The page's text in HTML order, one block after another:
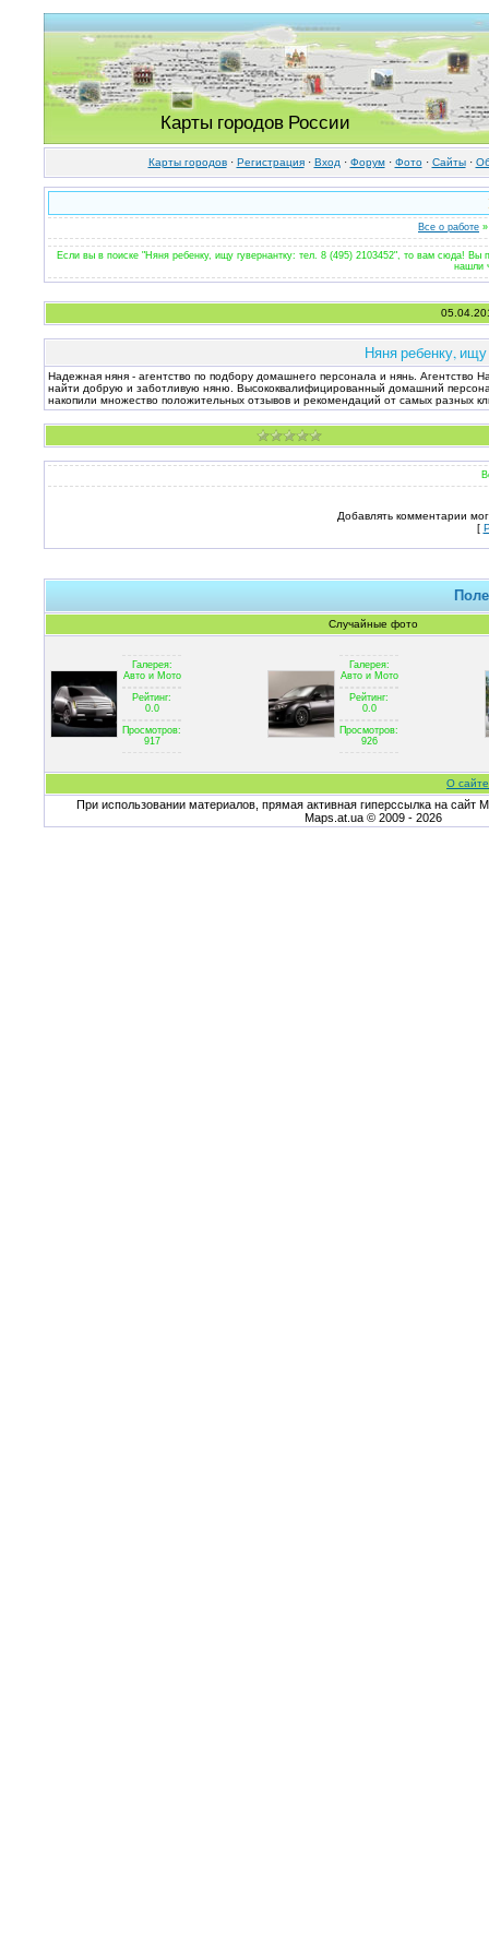
Карты городов России
Карты городов· Регистрация· Вход · Форум· Фото· Cайты·
Все о работе
Если вы в поиске "Няня ребенку, ищу гувернантку: тел. 8 (495) 2103452", то вам сюда!
нашли
Няня ребенку, ищу
Надежная няня - агентство по подбору домашнего персонала и нянь. Агентство
найти добрую и заботливую няню. Высококвалифицированный домашний
накопили множество положительных отзывов и рекомендаций от самых разных
Добавлять комментарии
[
Случайные фото
Галерея:
Авто и Мото
Рейтинг:
0.0
Просмотров:
917
Галерея:
Авто и Мото
Рейтинг:
0.0
Просмотров:
926
О
При использовании материалов, прямая активная гиперссылка на сайт
Maps.at.ua © 2009 - 2026